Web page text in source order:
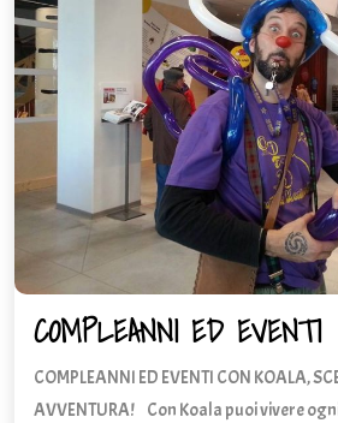
COMPLEANNI ED EVENTI
COMPLEANNI ED EVENTI CON KOALA,
AVVENTURA! Con Koala puoi vivere